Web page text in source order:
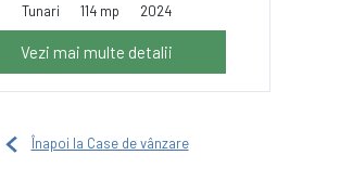
Tunari
114 mp 2024
Vezi mai multe detalii
Înapoi la Case de vânzare